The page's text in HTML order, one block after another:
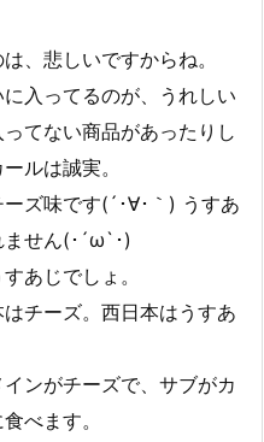
、悲しいですからね。
入ってるのが、うれしい
てない商品があったりし
ルは誠実。
ズ味です(´･∀･｀) うすあ
ません(･´ω`･)
あじでしょ。
チーズ。西日本はうすあ
ンがチーズで、サブがカ
べます。